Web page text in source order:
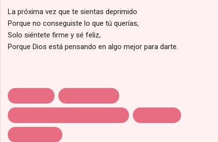
La próxima vez que te sientas deprimido
Porque no conseguiste lo que tú querías,
Solo siéntete firme y sé feliz,
Porque Dios está pensando en algo mejor para darte.